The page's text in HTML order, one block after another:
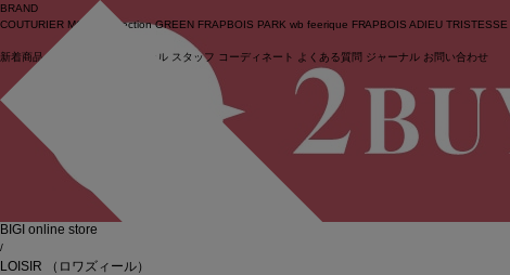
ログイン
BRAND
COUTURIER MOGA Collection GREEN FRAPBOIS PARK wb feerique FRAPBOIS ADIEU TRISTESSE
新着商品 (ライブ) セール スタッフ コーディネート よくある質問 ジャーナル お問い合わせ
BIGI online store
/
LOISIR （ロワズィール）